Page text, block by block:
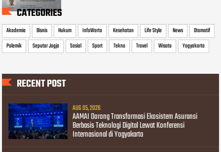
CATEGORIES
Akademia Bisnis Hukum InfoWarta Kesehatan Life Style News
Otomotif
Polemik
Seputar Jogja Sosial Sport Tekno Travel Wisata Yogyakarta
RECENT POST
AUG 05, 2026
AAMAI Dorong Transformasi Ekosistem Asuransi
Berbasis Teknologi Digital Lewat Konferensi
Internasional di Yogyakarta